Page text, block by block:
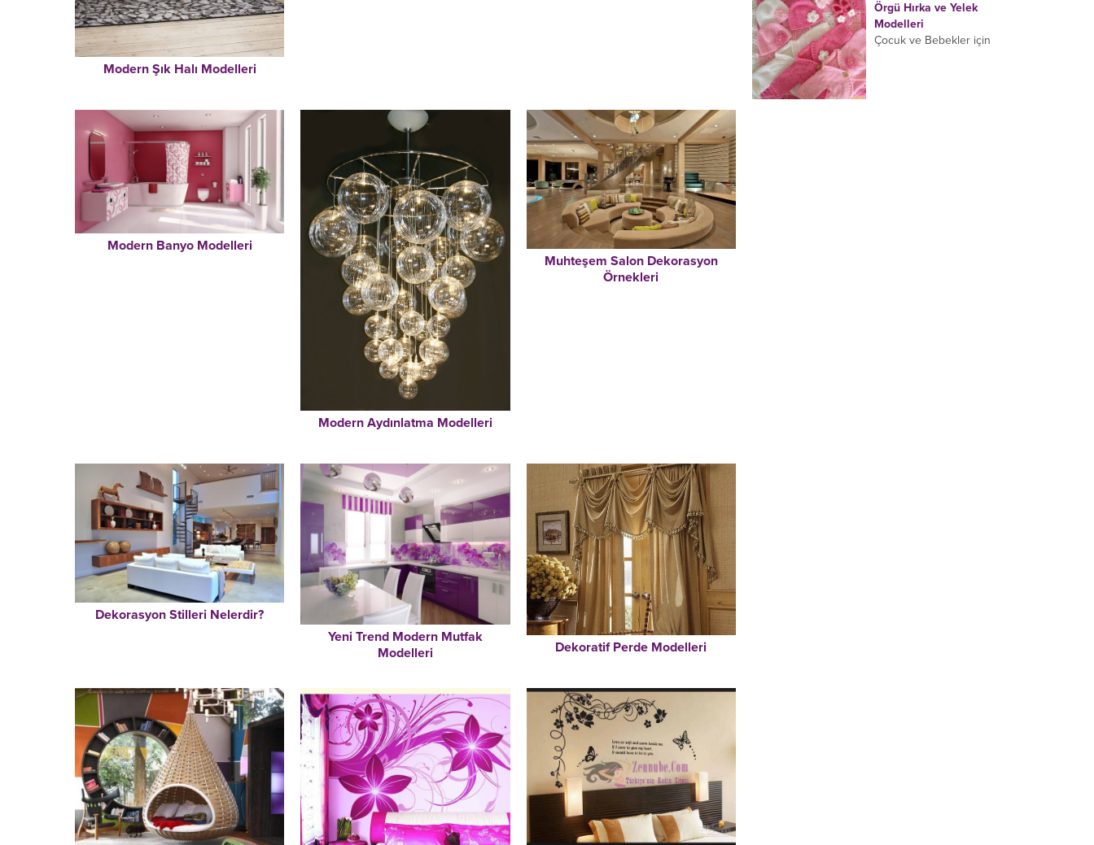
Modern Şık Halı Modelleri
Modern Banyo Modelleri
Modern Aydınlatma Modelleri
Muhteşem Salon Dekorasyon
Örnekleri
Dekorasyon Stilleri Nelerdir?
Yeni Trend Modern Mutfak
Modelleri
Dekoratif Perde Modelleri
Örgü Hırka ve Yelek
Modelleri
Çocuk ve Bebekler için